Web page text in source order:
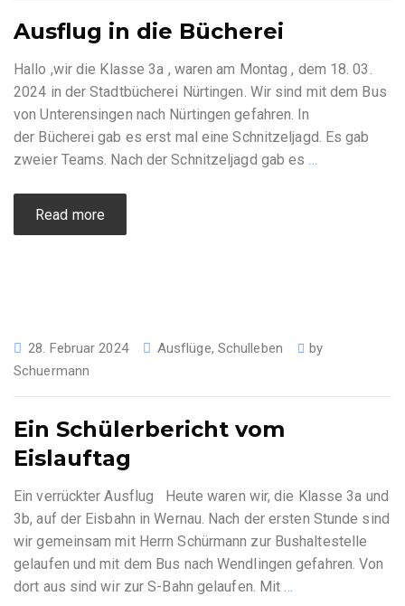
Ausflug in die Bücherei
Hallo ,wir die Klasse 3a , waren am Montag , dem 18. 03.
2024 in der Stadtbücherei Nürtingen. Wir sind mit dem Bus
von Unterensingen nach Nürtingen gefahren. In
der Bücherei gab es erst mal eine Schnitzeljagd. Es gab
zweier Teams. Nach der Schnitzeljagd gab es
Read more
28. Februar 2024 Ausflüge, Schulleben
by
Schuermann
Ein Schülerbericht vom
Eislauftag
Ein verrückter Ausflug Heute waren wir, die Klasse 3a und
3b, auf der Eisbahn in Wernau. Nach der ersten Stunde sind
wir gemeinsam mit Herrn Schürmann zur Bushaltestelle
gelaufen und mit dem Bus nach Wendlingen gefahren. Von
dort aus sind wir zur S-Bahn gelaufen. Mit